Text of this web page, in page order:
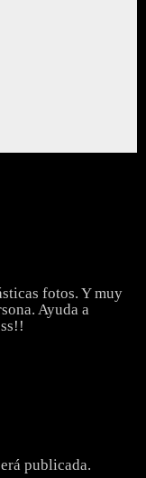
fotos. Y muy
Ayuda a
publicada.